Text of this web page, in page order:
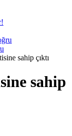
sahip çıktı
sahip